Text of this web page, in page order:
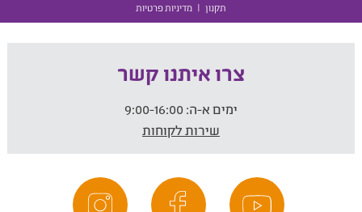
תקנון | מדיניות פרטיות
צרו איתנו קשר
ימים א-ה:
שירות לקוחות